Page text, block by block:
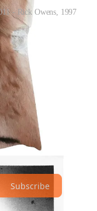
- Rick Owens, 1997
cogliere i
perdere la noiosa,
inglese, e di
del cavallo.
per i brand occidentali
ma per un
un periodo così
dei consumatori ai
per un paio di
non cavalcarlo
perdere mai le
Subscribe